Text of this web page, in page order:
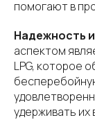
помогают в
Надежность
аспектом
LPG, которое
удерживать их